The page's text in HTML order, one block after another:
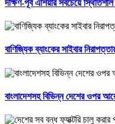
দক্ষিণ-পূর্ব এশিয়ার সবচেয়ে স্থিতিশীল
বাণিজ্যিক ব্যাংকের সাইবার
বাংলাদেশসহ বিভিন্ন দেশের ওপর